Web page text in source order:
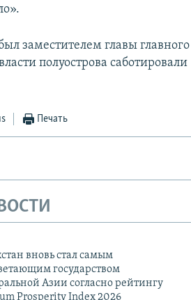
заместителем главы главного
полуострова саботировали
Печать
вновь стал самым
государством
Азии согласно рейтингу
Prosperity Index 2026